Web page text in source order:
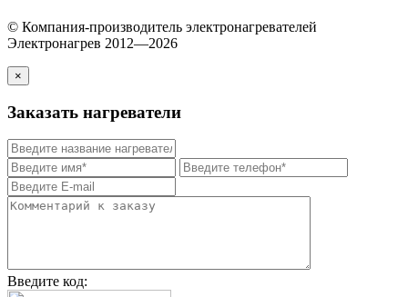
© Компания-производитель электронагревателей
Электронагрев 2012—2026
×
Заказать нагреватели
Введите код: